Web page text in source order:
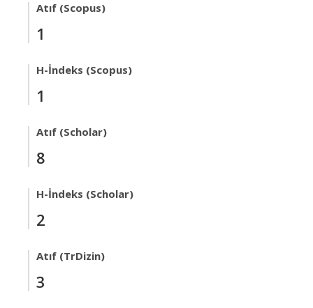
Atıf (Scopus)
1
H-İndeks (Scopus)
1
Atıf (Scholar)
8
H-İndeks (Scholar)
2
Atıf (TrDizin)
3